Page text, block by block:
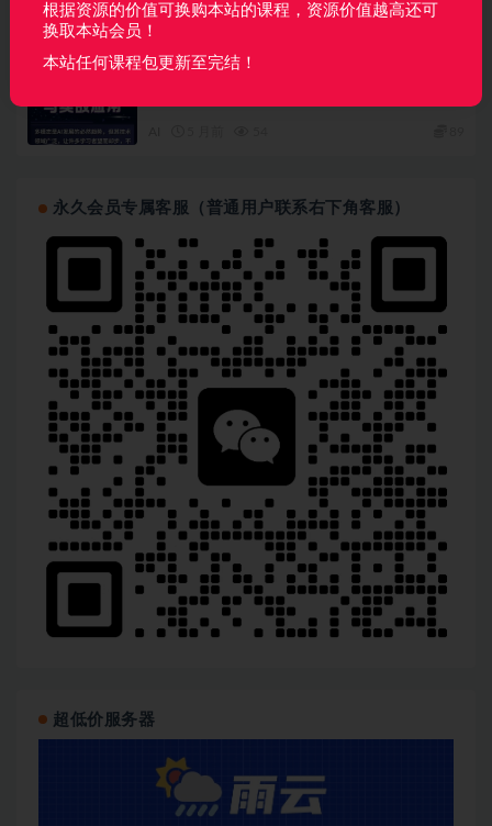
云计算/大数据
永久会员专属客服（普通用户联系右下角客服）
超低价服务器
根据资源的价值可换购本站的课程，资源价值越高还可
换取本站会员！
本站任何课程包更新至完结！